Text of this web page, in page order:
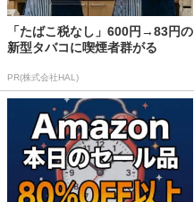
「たばこ税なし」600円→83円の
新型タバコに喫煙者群がる
PR(株式会社HAL)